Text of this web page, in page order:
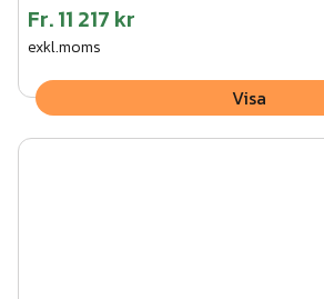
Fr.11 217 kr
exkl.moms
Visa